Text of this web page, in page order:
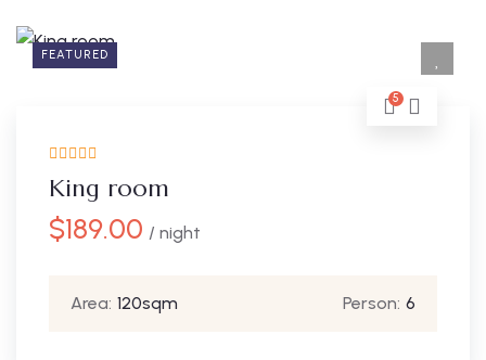
FEATURED
5
King room
$189.00 / night
Area: 120sqm Person: 6